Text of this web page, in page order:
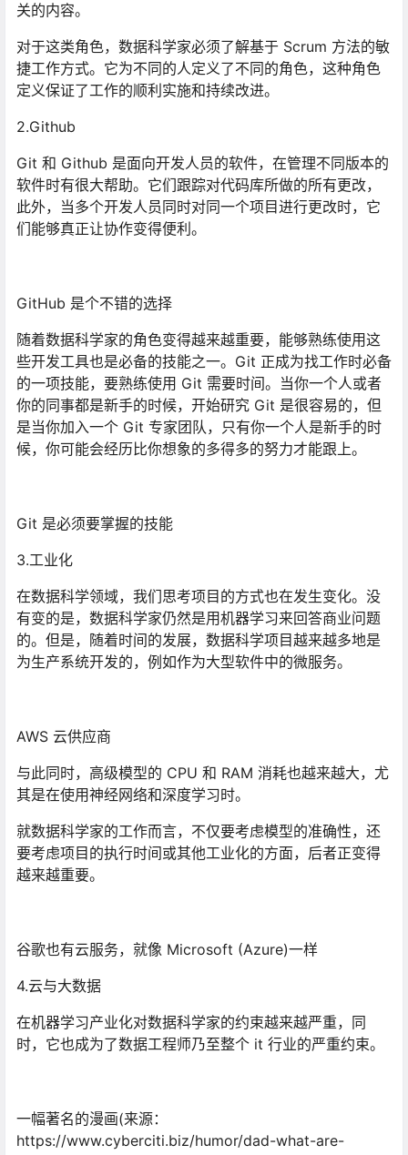
关的内容。
对于这类角色，数据科学家必须了解基于 Scrum 方法的敏
捷工作方式。它为不同的人定义了不同的角色，这种角色
定义保证了工作的顺利实施和持续改进。
2.Github
Git 和 Github 是面向开发人员的软件，在管理不同版本的
软件时有很大帮助。它们跟踪对代码库所做的所有更改，
此外，当多个开发人员同时对同一个项目进行更改时，它
们能够真正让协作变得便利。
GitHub 是个不错的选择
随着数据科学家的角色变得越来越重要，能够熟练使用这
些开发工具也是必备的技能之一。Git 正成为找工作时必备
的一项技能，要熟练使用 Git 需要时间。当你一个人或者
你的同事都是新手的时候，开始研究 Git 是很容易的，但
是当你加入一个 Git 专家团队，只有你一个人是新手的时
候，你可能会经历比你想象的多得多的努力才能跟上。
Git 是必须要掌握的技能
3.工业化
在数据科学领域，我们思考项目的方式也在发生变化。没
有变的是，数据科学家仍然是用机器学习来回答商业问题
的。但是，随着时间的发展，数据科学项目越来越多地是
为生产系统开发的，例如作为大型软件中的微服务。
AWS 云供应商
与此同时，高级模型的 CPU 和 RAM 消耗也越来越大，尤
其是在使用神经网络和深度学习时。
就数据科学家的工作而言，不仅要考虑模型的准确性，还
要考虑项目的执行时间或其他工业化的方面，后者正变得
越来越重要。
谷歌也有云服务，就像 Microsoft (Azure)一样
4.云与大数据
在机器学习产业化对数据科学家的约束越来越严重，同
时，它也成为了数据工程师乃至整个 it 行业的严重约束。
一幅著名的漫画(来源：
https://www.cyberciti.biz/humor/dad-what-are-